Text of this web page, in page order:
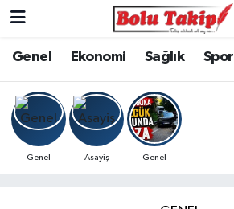
Genel Ekonomi Sağlık Spor
Genel Asayiş Genel